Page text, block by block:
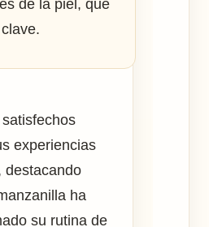
de la piel, que
experiencias
destacando
ha
su rutina de